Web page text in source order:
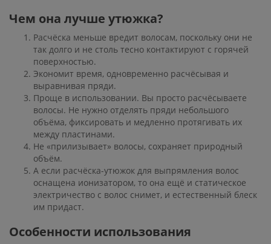
Чем она лучше утюжка?
Расчёска меньше вредит волосам, поскольку они не
так долго и не столь тесно контактируют с горячей
поверхностью.
Экономит время, одновременно расчёсывая и
выравнивая пряди.
Проще в использовании. Вы просто расчёсываете
волосы. Не нужно отделять пряди небольшого
объёма, фиксировать и медленно протягивать их
между пластинами.
Не «прилизывает» волосы, сохраняет природный
объём.
А если расчёска-утюжок для выпрямления волос
оснащена ионизатором, то она ещё и статическое
электричество с волос снимет, и естественный блеск
им придаст.
Особенности использования